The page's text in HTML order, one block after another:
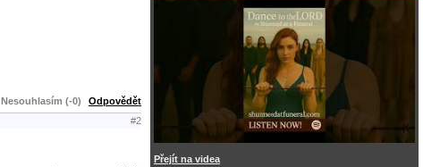
Nesouhlasím (-0) Odpovědět
#2
Přejít na videa